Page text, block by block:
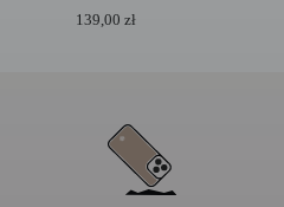
139,00zł